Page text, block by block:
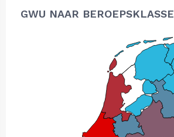
GWU NAAR BEROEPSKLASSE